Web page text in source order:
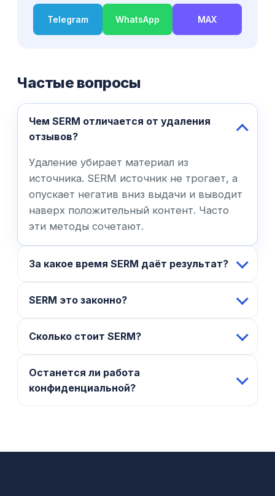
Telegram WhatsApp MAX
Частые вопросы
Чем SERM отличается от удаления
отзывов?
Удаление убирает материал из
источника. SERM источник не трогает, а
опускает негатив вниз выдачи и выводит
наверх положительный контент. Часто
эти методы сочетают.
За какое время SERM даёт результат?
SERM это законно?
Сколько стоит SERM?
Останется ли работа
конфиденциальной?